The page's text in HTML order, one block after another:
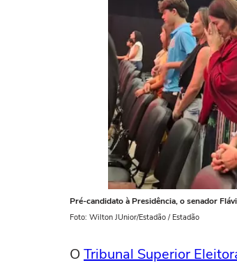
Pré-candidato à Presidência, o senador
Foto: Wilton JUnior/Estadão / Estadão
O Tribunal Superior